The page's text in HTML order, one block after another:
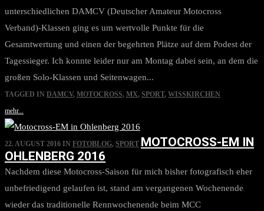
unterschiedlichen DAMCV (Deutscher Amateur Motocross
Verband)-Klassen ging es um wertvolle Punkte für die
Gesamtwertung und einen der begehrten Plätze auf dem Podest der
Tagessieger. Ich konnte leider nur am Montag dabei sein, an dem die
großen Solo-Klassen und Seitenwagen...
TAGGED IN DAMCV, MOTOCROSS, MX, SPORT, WISSKIRCHEN
mehr...
22. AUGUST 2016 IN FOTOBLOG, SPORT MOTOCROSS-EM IN
OHLENBERG 2016
Nachdem diese Motocross-Saison für mich bisher fotografisch eher
unbefriedigend gelaufen ist, stand am vergangenen Wochenende
wieder das traditionelle Rennwochenende beim MCC